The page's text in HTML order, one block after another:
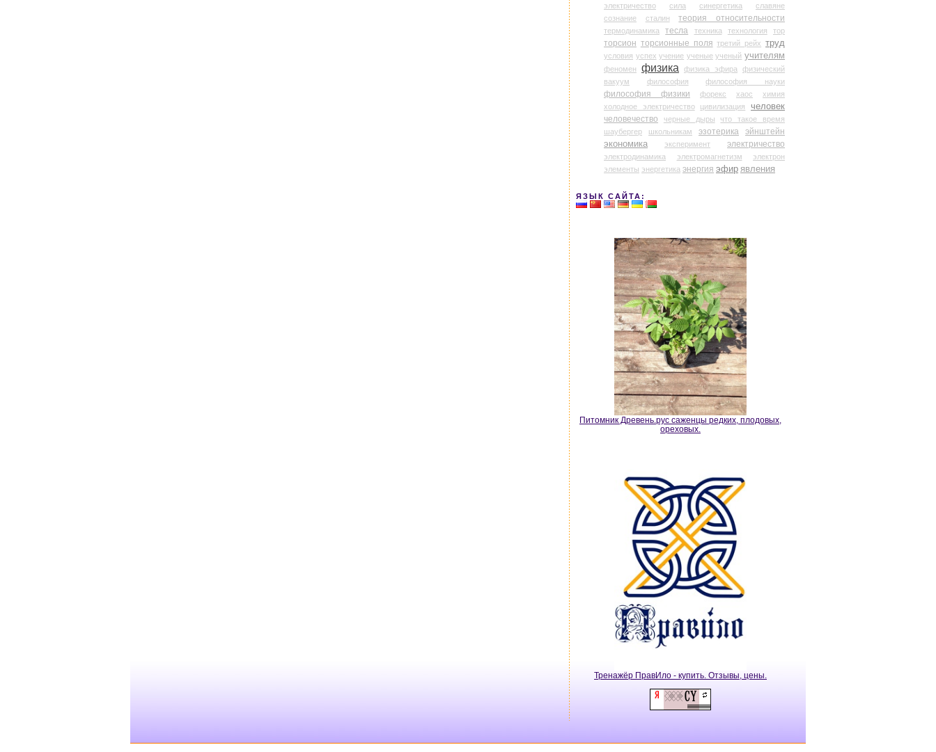
электричество
сила синергетика
славяне
сознание
сталин теория относительности
термодинамика тесла техника технология тор
торсион торсионные поля третий рейх труд
условия успех учение ученые ученый учителям
феномен физика физика эфира
физический
вакуум
философия философия науки
философия физики форекс хаос
химия
холодное электричество
цивилизация человек
человечество черные дыры
что такое время
шаубергер
школьникам эзотерика
эйнштейн
экономика
эксперимент электричество
электродинамика электромагнетизм
электрон
элементы энергетика энергия эфир явления
ЯЗЫК САЙТА:
Питомник Древень.рус саженцы редких, плодовых,
ореховых.
Тренажёр ПравИло - купить. Отзывы, цены.